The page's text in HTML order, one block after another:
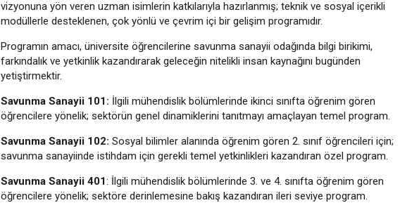
vizyonuna yön veren uzman isimlerin katkılarıyla hazırlanmış; teknik ve sosyal içerikli
modüllerle desteklenen, çok yönlü ve çevrim içi bir gelişim programıdır.
Programın amacı, üniversite öğrencilerine savunma sanayii odağında bilgi birikimi,
farkındalık ve yetkinlik kazandırarak geleceğin nitelikli insan kaynağını bugünden
yetiştirmektir.
Savunma Sanayii 101: İlgili mühendislik bölümlerinde ikinci sınıfta öğrenim gören
öğrencilere yönelik; sektörün genel dinamiklerini tanıtmayı amaçlayan temel program.
Savunma Sanayii 102: Sosyal bilimler alanında öğrenim gören 2. sınıf öğrencileri için;
savunma sanayiinde istihdam için gerekli temel yetkinlikleri kazandıran özel program.
Savunma Sanayii 401: İlgili mühendislik bölümlerinde 3. ve 4. sınıfta öğrenim gören
öğrencilere yönelik; sektöre derinlemesine bakış kazandıran ileri seviye program.